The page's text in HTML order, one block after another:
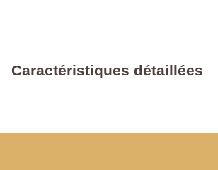
Caractéristiques détaillées